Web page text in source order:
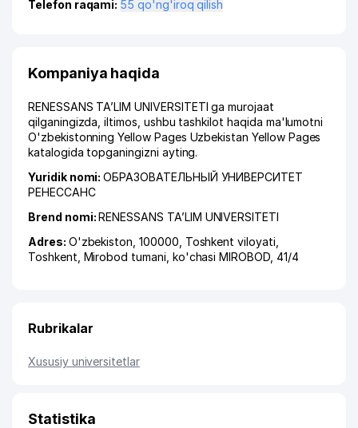
Telefon raqami:
55 qo'ng'iroq qilish
Kompaniya haqida
RENESSANS TA’LIM UNIVERSITETI ga murojaat
qilganingizda, iltimos, ushbu tashkilot haqida ma'lumotni
O'zbekistonning Yellow Pages Uzbekistan Yellow Pages
katalogida topganingizni ayting.
Yuridik nomi:ОБРАЗОВАТЕЛЬНЫЙ УНИВЕРСИТЕТ
РЕНЕССАНС
Brend nomi:RENESSANS TA’LIM UNIVERSITETI
Adres: O'zbekiston, 100000, Toshkent viloyati
Toshkent Mirobod tumani ko'chasi MIROBOD, 41/4
Rubrikalar
Xususiy universitetlar
Statistika